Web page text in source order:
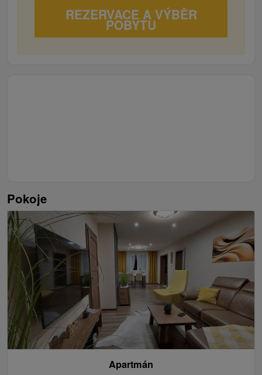
REZERVACE A VÝBĚR
POBYTU
Pokoje
Apartmán